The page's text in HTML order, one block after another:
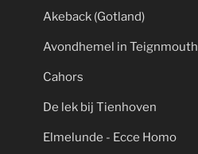
Akeback (Gotland)
Avondhemel in Teignmouth
Cahors
De lek bij Tienhoven
Elmelunde - Ecce Homo